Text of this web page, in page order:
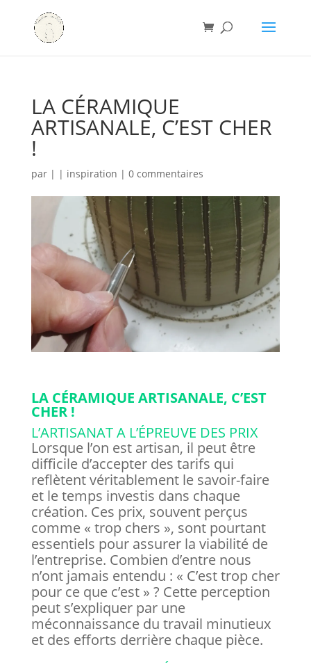
LA CÉRAMIQUE
ARTISANALE, C’EST CHER
!
par | | inspiration | 0 commentaires
LA CÉRAMIQUE ARTISANALE, C’EST
CHER !
L’ARTISANAT A L’ÉPREUVE DES PRIX
Lorsque l’on est artisan, il peut être
difficile d’accepter des tarifs qui
reflètent véritablement le savoir-faire
et le temps investis dans chaque
création. Ces prix, souvent perçus
comme « trop chers », sont pourtant
essentiels pour assurer la viabilité de
l’entreprise. Combien d’entre nous
n’ont jamais entendu : « C’est trop cher
pour ce que c’est » ? Cette perception
peut s’expliquer par une
méconnaissance du travail minutieux
et des efforts derrière chaque pièce.